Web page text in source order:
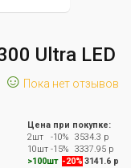
Ultra LED
☺ Пока нет отзывов
Цена при покупке:
2шт
-10%
3534.3 р
10шт -15%
3337.95 р
>100шт -20% 3141.6 р